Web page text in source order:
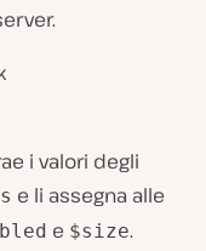
i valori degli
e li assegna alle
e $size.